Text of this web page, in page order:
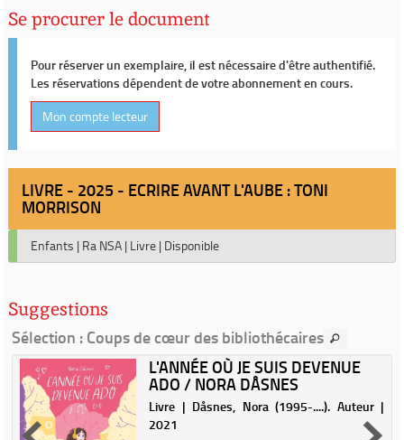
Se procurer le document
Pour réserver un exemplaire, il est nécessaire d'être authentifié.
Les réservations dépendent de votre abonnement en cours.
Mon compte lecteur
LIVRE - 2025 - ECRIRE AVANT L'AUBE : TONI
MORRISON
Enfants | Ra NSA | Livre | Disponible
Suggestions
Sélection : Coups de cœur des bibliothécaires
L'ANNÉE OÙ JE SUIS DEVENUE
ADO / NORA DÅSNES
Livre | Dåsnes, Nora (1995-....). Auteur |
2021